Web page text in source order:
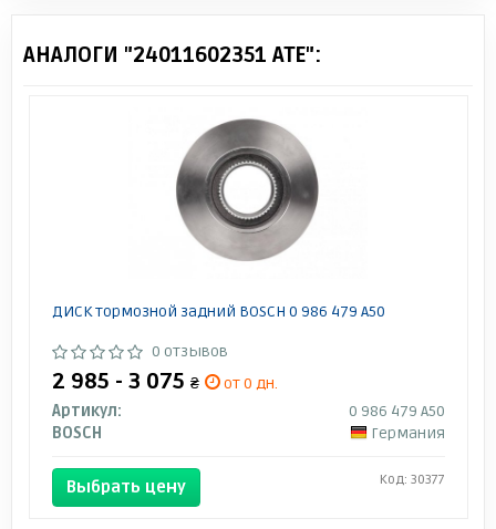
АНАЛОГИ "24011602351 ATE":
ДИСК тормозной задний BOSCH 0 986 479 A50
0 отзывов
2 985 - 3 075 ₴
от 0 дн.
Артикул:
0 986 479 A50
BOSCH
Германия
Выбрать цену Код: 30377